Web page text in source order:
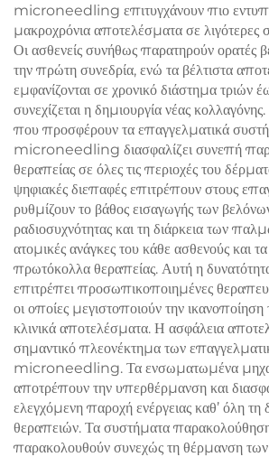
microneedling επιτυγχάνουν πιο
μακροχρόνια αποτελέσματα σε λιγότερες
Οι ασθενείς συνήθως παρατηρούν ορατές
την πρώτη συνεδρία, ενώ τα βέλτιστα
εμφανίζονται σε χρονικό διάστημα τριών
συνεχίζεται η δημιουργία νέας
που προσφέρουν τα επαγγελματικά
microneedling διασφαλίζει συνεπή
θεραπείας σε όλες τις περιοχές του
ψηφιακές διεπαφές επιτρέπουν στους
ρυθμίζουν το βάθος εισαγωγής των
ραδιοσυχνότητας και τη διάρκεια των
ατομικές ανάγκες του κάθε ασθενούς και
πρωτόκολλα θεραπείας. Αυτή η
επιτρέπει προσωπικοποιημένες
οι οποίες μεγιστοποιούν την
κλινικά αποτελέσματα. Η ασφάλεια
σημαντικό πλεονέκτημα των
microneedling. Τα ενσωματωμένα
αποτρέπουν την υπερθέρμανση και
ελεγχόμενη παροχή ενέργειας καθ’ όλη τη
θεραπειών. Τα συστήματα
παρακολουθούν συνεχώς τη θέρμανση